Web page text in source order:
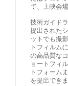
て、上映会
技術ガイド
提出された
ットでも撮
トフィルム
の高品質な
ョートフィ
トフォーム
を提出できま